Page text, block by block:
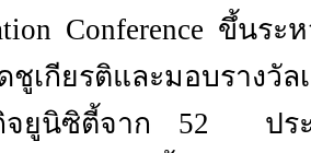
Conference ขึ้นระ
ชูเกียรติและมอบรางวั
จยูนิซิตี้จาก 52
ปร